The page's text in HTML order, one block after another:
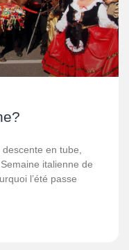
en tube,
italienne de
l’été passe